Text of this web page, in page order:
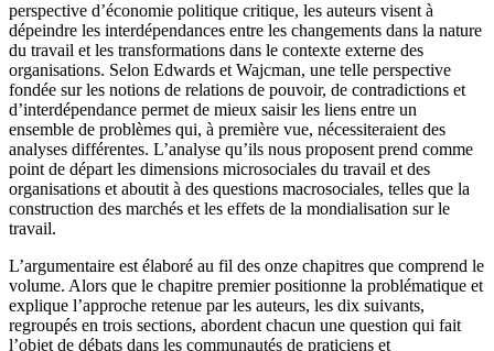
perspective d’économie politique critique, les auteurs visent à
dépeindre les interdépendances entre les changements dans la nature
du travail et les transformations dans le contexte externe des
organisations. Selon Edwards et Wajcman, une telle perspective
fondée sur les notions de relations de pouvoir, de contradictions et
d’interdépendance permet de mieux saisir les liens entre un
ensemble de problèmes qui, à première vue, nécessiteraient des
analyses différentes. L’analyse qu’ils nous proposent prend comme
point de départ les dimensions microsociales du travail et des
organisations et aboutit à des questions macrosociales, telles que la
construction des marchés et les effets de la mondialisation sur le
travail.
L’argumentaire est élaboré au fil des onze chapitres que comprend le
volume. Alors que le chapitre premier positionne la problématique et
explique l’approche retenue par les auteurs, les dix suivants,
regroupés en trois sections, abordent chacun une question qui fait
l’objet de débats dans les communautés de praticiens et